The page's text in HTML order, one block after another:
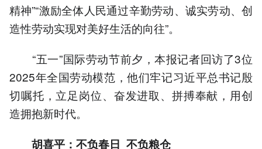
精神”“激励全体人民通过辛勤劳动、诚实劳动、创
造性劳动实现对美好生活的向往”。
“五一”国际劳动节前夕，本报记者回访了3位
2025年全国劳动模范，他们牢记习近平总书记殷
切嘱托，立足岗位、奋发进取、拼搏奉献，用创
造拥抱新时代。
胡喜平：不负春日 不负粮仓